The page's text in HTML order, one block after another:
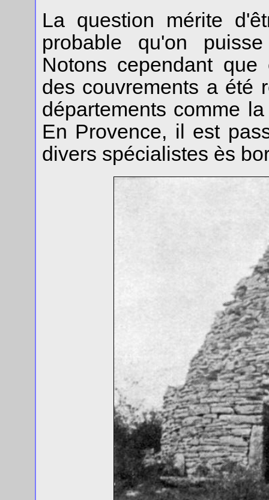
La question mérite
probable qu'on
Notons cependant
des couvrements a été
départements comme
En Provence, il est
divers spécialistes ès